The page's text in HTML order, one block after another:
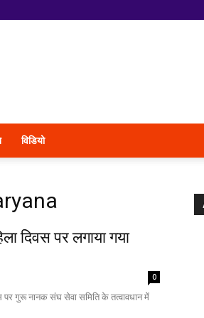
विडियो
दिवस पर लगाया गया
0
पर गुरू नानक संघ सेवा समिति के तत्वावधान में